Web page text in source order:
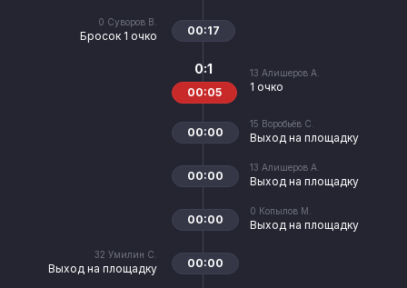
0 Суворов В.
Бросок 1 очко 00:17
13 Алишеров А.
1 очко
0:1
00:05
15 Воробьёв С.
Выход на площадку
00:00
13 Алишеров А.
Выход на площадку
00:00
0 Копылов М.
Выход на площадку
00:00
32 Умилин С.
Выход на площадку 00:00